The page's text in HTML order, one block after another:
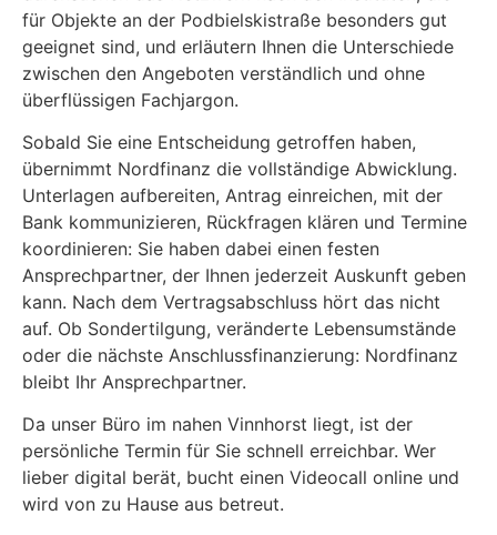
für Objekte an der Podbielskistraße besonders gut
geeignet sind, und erläutern Ihnen die Unterschiede
zwischen den Angeboten verständlich und ohne
überflüssigen Fachjargon.
Sobald Sie eine Entscheidung getroffen haben,
übernimmt Nordfinanz die vollständige Abwicklung.
Unterlagen aufbereiten, Antrag einreichen, mit der
Bank kommunizieren, Rückfragen klären und Termine
koordinieren: Sie haben dabei einen festen
Ansprechpartner, der Ihnen jederzeit Auskunft geben
kann. Nach dem Vertragsabschluss hört das nicht
auf. Ob Sondertilgung, veränderte Lebensumstände
oder die nächste Anschlussfinanzierung: Nordfinanz
bleibt Ihr Ansprechpartner.
Da unser Büro im nahen Vinnhorst liegt, ist der
persönliche Termin für Sie schnell erreichbar. Wer
lieber digital berät, bucht einen Videocall online und
wird von zu Hause aus betreut.